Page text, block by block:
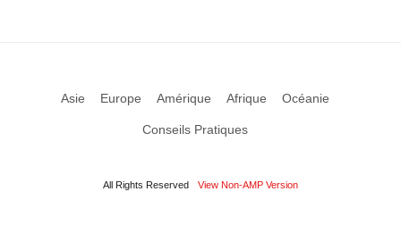
Asie Europe Amérique Afrique Océanie
Conseils Pratiques
All Rights Reserved View Non-AMP Version